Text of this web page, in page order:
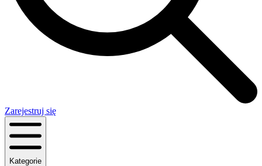
Zarejestruj się
Kategorie